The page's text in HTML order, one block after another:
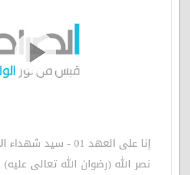
إنا على العهد 01 -
نصر الله (رضوان الله تعالى عليه)